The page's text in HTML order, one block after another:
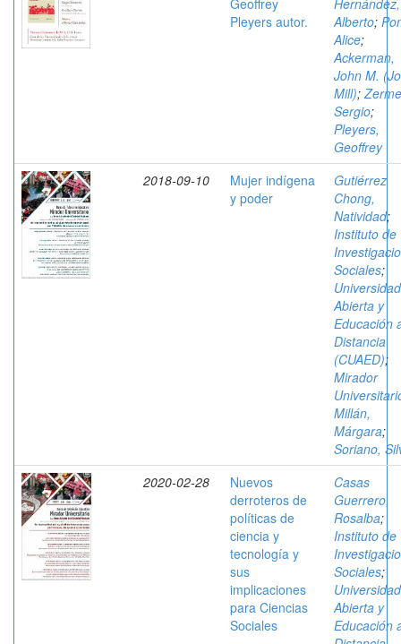
Geoffrey
Pleyers autor.
Hernández,
Alberto;
Alice;
Ackerman,
John M.
Mill);
Sergio;
Pleyers,
Geoffrey
2018-09-10
Mujer indígena
y poder
Gutiérrez
Chong,
Natividad;
Instituto de
Sociales;
Universidad
Abierta y
Educación
Distancia
(CUAED);
Mirador
Millán,
Márgara;
Soriano,
2020-02-28
Nuevos
derroteros de
políticas de
ciencia y
tecnología y
sus
implicaciones
para Ciencias
Sociales
Casas
Guerrero,
Rosalba;
Instituto de
Sociales;
Universidad
Abierta y
Educación